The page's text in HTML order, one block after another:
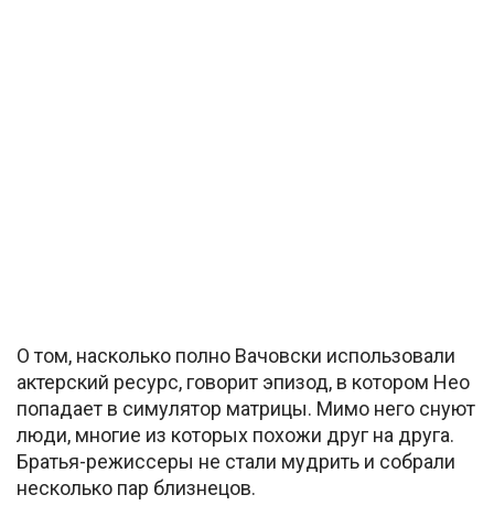
О том, насколько полно Вачовски использовали
актерский ресурс, говорит эпизод, в котором Нео
попадает в симулятор матрицы. Мимо него снуют
люди, многие из которых похожи друг на друга.
Братья-режиссеры не стали мудрить и собрали
несколько пар близнецов.